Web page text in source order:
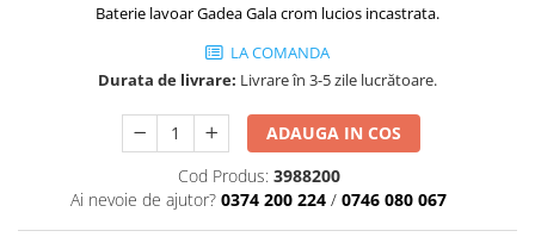
Cazi freestanding
Piese si accesorii pentru cazi
Sifoane -sisteme de umplere cazi
Rezervoare WC
Rezervoare pe vas
Sanindusa1
Villeroy&Boch
Baterie lavoar Gadea Gala crom lucios incastrata.
LA COMANDA
Durata de livrare: Livrare în 3-5 zile lucrătoare.
ADAUGA IN COS
Cod Produs: 3988200
Ai nevoie de ajutor? 0374 200 224 / 0746 080 067